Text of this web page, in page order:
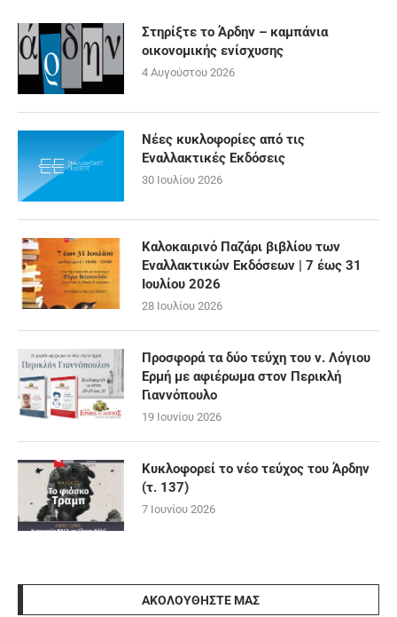
Στηρίξτε το Άρδην – καμπάνια
οικονομικής ενίσχυσης
4 Αυγούστου 2026
Νέες κυκλοφορίες από τις
Εναλλακτικές Εκδόσεις
30 Ιουλίου 2026
Καλοκαιρινό Παζάρι βιβλίου των
Εναλλακτικών Εκδόσεων | 7 έως 31
Ιουλίου 2026
28 Ιουλίου 2026
Προσφορά τα δύο τεύχη του ν. Λόγιου
Ερμή με αφιέρωμα στον Περικλή
Γιαννόπουλο
19 Ιουνίου 2026
Κυκλοφορεί το νέο τεύχος του Άρδην
(τ. 137)
7 Ιουνίου 2026
ΑΚΟΛΟΥΘΉΣΤΕ ΜΑΣ